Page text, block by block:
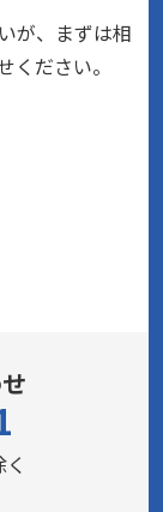
が、まずは相
ださい。